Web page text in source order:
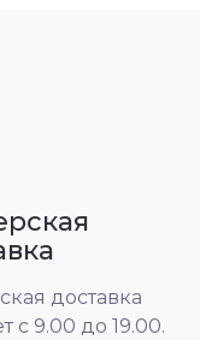
доставка
с 9.00 до 19.00.